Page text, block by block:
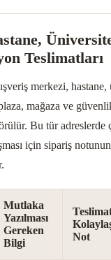
Teslimatları
merkezi,
mağaza ve
Bu tür adreslerde
için sipariş
Mutlaka
Yazılması
Gereken
Bilgi
Not